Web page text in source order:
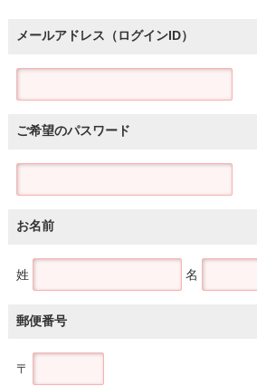
メールアドレス（ログインID）
ご希望のパスワード
お名前
姓 名
郵便番号
〒